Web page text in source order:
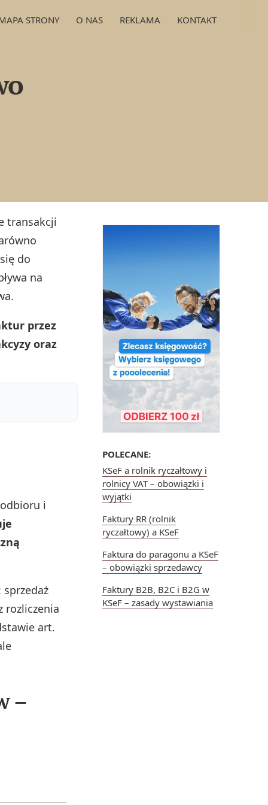
STRONY O NAS REKLAMA KONTAKT
POLECANE:
KSeF a rolnik ryczałtowy i
rolnicy VAT – obowiązki i
wyjątki
Faktury RR (rolnik
ryczałtowy) a KSeF
Faktura do paragonu a KSeF
– obowiązki sprzedawcy
Faktury B2B, B2C i B2G w
KSeF – zasady wystawiania
transakcji
do
na
przez
oraz
i
rozliczenia
art.
–